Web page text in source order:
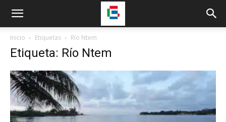
Inicio Etiquetas Río Ntem
Etiqueta: Río Ntem